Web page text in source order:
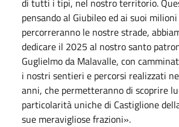
pensando al Giubileo ed ai suoi
percorreranno le nostre strade,
dedicare il 2025 al nostro santo
Guglielmo da Malavalle, con
i nostri sentieri e percorsi realizzati
anni, che permetteranno di scoprire
particolarità uniche di Castiglione
sue meravigliose frazioni».